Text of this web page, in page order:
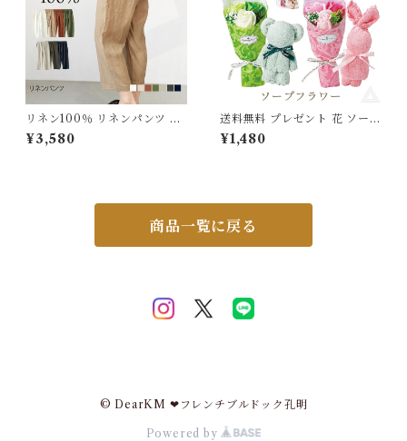
リネン100％ リネンパンツ 麻
リネン パンツ 8分丈 レディー
ス 麻パンツ 無地 おしゃれ 体
ナチュラル 5682369 スイモ
¥3,580
送料無料 プレゼント 花 ソープ
フラワー くま うさぎ タオル
& シャボンフラワー セット 卒
え お悔やみ フラワーギフト お
ラ タオル SF-GM4828
¥1,480
商品一覧に戻る
© DearKM ❤︎フレンチブルドック孔明
Powered by